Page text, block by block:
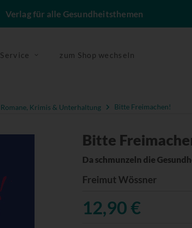
Verlag für alle Gesundheitsthemen
Service zum Shop wechseln
Romane, Krimis & Unterhaltung Bitte Freimachen!
Bitte
Da schmunzeln die
Freimut Wössner
12,90 €